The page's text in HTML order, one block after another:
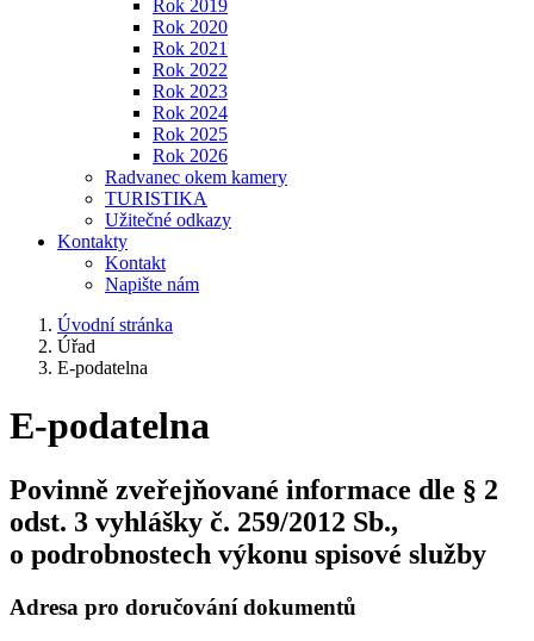
Rok 2019
Rok 2020
Rok 2021
Rok 2022
Rok 2023
Rok 2024
Rok 2025
Rok 2026
Radvanec okem kamery
TURISTIKA
Užitečné odkazy
Kontakty
Kontakt
Napište nám
Úvodní stránka
Úřad
E-podatelna
E-podatelna
Povinně zveřejňované informace dle § 2
odst. 3 vyhlášky č. 259/2012 Sb.,
o podrobnostech výkonu spisové služby
Adresa pro doručování dokumentů